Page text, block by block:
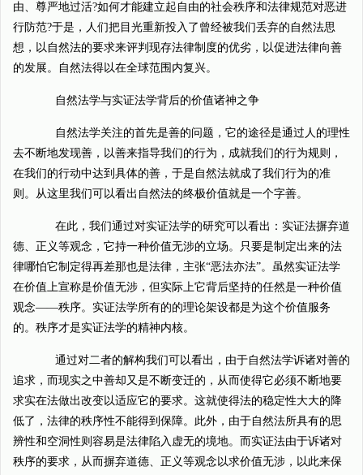
由、尊严地过活?如何才能建立起自由的社会秩序和法律规范对恶进
行防范?于是，人们把目光重新投入了曾经被我们丢弃的自然法思
想，以自然法的要求来评判现存法律制度的优劣，以促进法律向善
的发展。自然法得以在全球范围内复兴。
自然法学与实证法学背后的价值诸神之争
自然法学关注的首先是善的问题，它的途径是通过人的理性
去不断地发现善，以善来指导我们的行为，成就我们的行为规则，
在我们的行动中达到具体的善，于是自然法就成了我们行为的准
则。从这里我们可以看出自然法的终极价值就是一个字善。
在此，我们通过对实证法学的研究可以看出：实证法摒弃道
德、正义等观念，它持一种价值无涉的立场。只要是制定出来的法
律哪怕它制定得再差那也是法律，主张“恶法亦法”。虽然实证法学
在价值上宣称是价值无涉，但实际上它背后坚持的任然是一种价值
观念——秩序。实证法学所有的的理论架设都是为这个价值服务
的。秩序才是实证法学的精神内核。
通过对二者的解构我们可以看出，由于自然法学诉诸对善的
追求，而现实之中善却又是不断变迁的，从而使得它必须不断地要
求实在法做出改变以适应它的要求。这就使得法的稳定性大大的降
低了，法律的秩序性不能得到保障。此外，由于自然法所具有的思
辨性和空洞性则容易是法律陷入虚无的境地。而实证法由于诉诸对
秩序的要求，从而摒弃道德、正义等观念以求价值无涉，以此来保